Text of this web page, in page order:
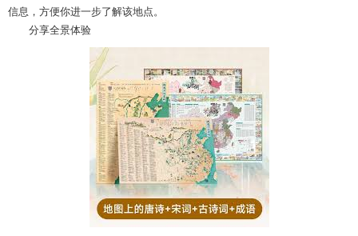
信息，方便你进一步了解该地点。
分享全景体验